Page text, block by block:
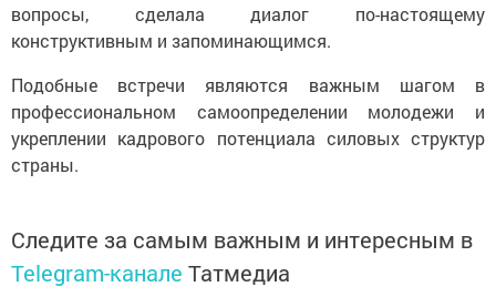
вопросы, сделала диалог по-настоящему
конструктивным и запоминающимся.
Подобные встречи являются важным шагом в
профессиональном самоопределении молодежи и
укреплении кадрового потенциала силовых структур
страны.
Следите за самым важным и интересным в
Telegram-канале Татмедиа